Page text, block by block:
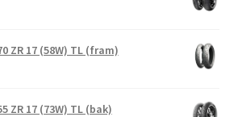
ZR 17 (58W) TL (fram)
ZR 17 (73W) TL (bak)